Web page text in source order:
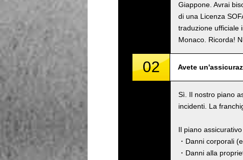
Giappone. Avrai
di una Licenza
traduzione ufficiale
Monaco. Ricorda!
02 Avete
Sì. Il nostro piano
incidenti. La
Il piano
・Danni corporali
・Danni alla